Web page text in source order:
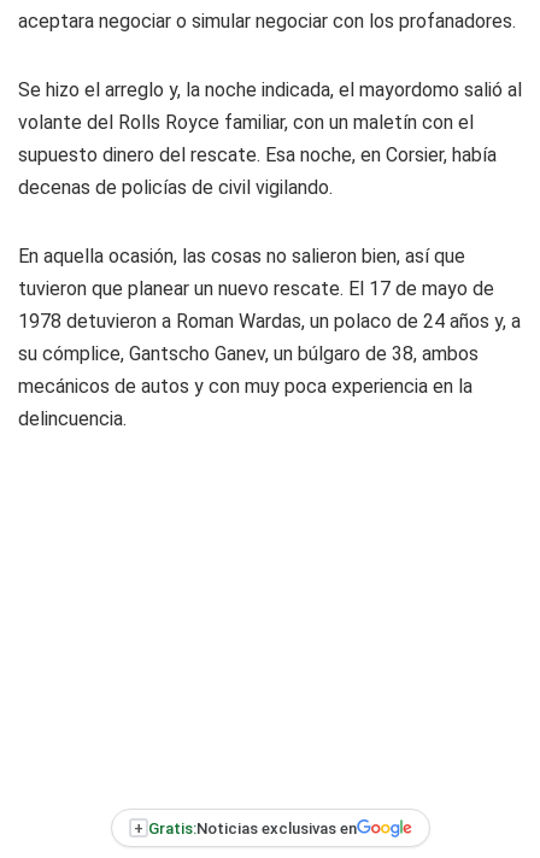
aceptara negociar o simular negociar con los profanadores.
Se hizo el arreglo y, la noche indicada, el mayordomo salió al
volante del Rolls Royce familiar, con un maletín con el
supuesto dinero del rescate. Esa noche, en Corsier, había
decenas de policías de civil vigilando.
En aquella ocasión, las cosas no salieron bien, así que
tuvieron que planear un nuevo rescate. El 17 de mayo de
1978 detuvieron a Roman Wardas, un polaco de 24 años y, a
su cómplice, Gantscho Ganev, un búlgaro de 38, ambos
mecánicos de autos y con muy poca experiencia en la
delincuencia.
+ Gratis:Noticias exclusivas en